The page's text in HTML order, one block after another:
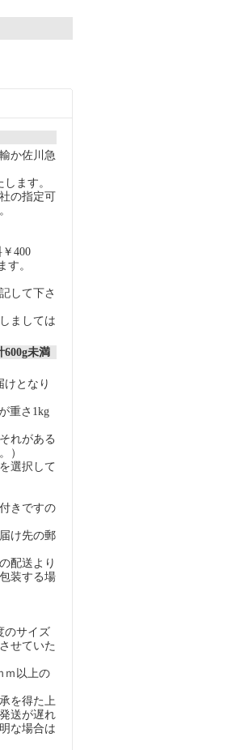
か佐川急
ます。
の指定可
400
す。
して下さ
ましては
未満
けとなり
重さ1kg
れがある
）
選択して
きですの
け先の郵
配送より
装する場
のサイズ
せていた
ｍ以上の
を得た上
送が遅れ
な場合は